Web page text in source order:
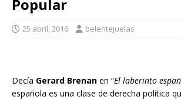
Popular
25 abril, 2016 belentejuelas
Decía Gerard Brenan en “El laberinto
española es una clase de derecha política